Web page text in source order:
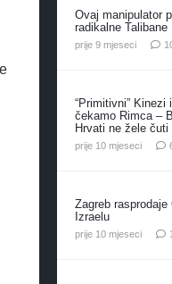
Ovaj manipulator
radikalne Talibane
prije 9 mjeseci
“Primitivni”
čekamo Rimca –
Hrvati ne žele čuti
prije 10 mjeseci
Zagreb
Izraelu
prije 10 mjeseci